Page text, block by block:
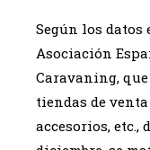
Según los datos
Asociación
Caravaning,
tiendas de
accesorios, etc.,